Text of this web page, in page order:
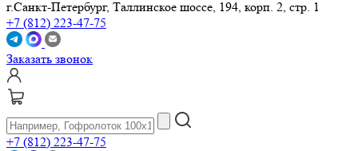
г.Санкт-Петербург, Таллинское шоссе, 194, корп. 2, стр. 1
+7 (812) 223-47-75
Заказать звонок
+7 (812) 223-47-75